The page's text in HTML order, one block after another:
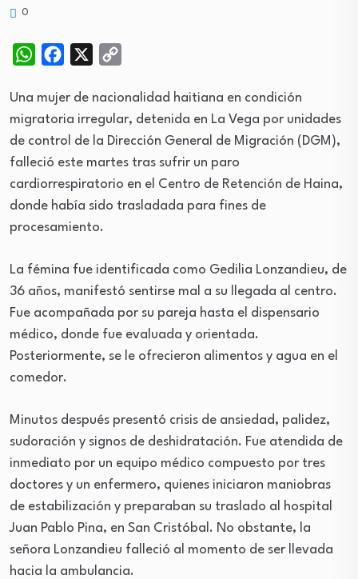
0
WhatsAppFacebook
Una mujer de nacionalidad haitiana en condición
migratoria irregular, detenida en La Vega por unidades
de control de la Dirección General de Migración (DGM),
falleció este martes tras sufrir un paro
cardiorrespiratorio en el Centro de Retención de Haina,
donde había sido trasladada para fines de
procesamiento.
La fémina fue identificada como Gedilia Lonzandieu, de
36 años, manifestó sentirse mal a su llegada al centro.
Fue acompañada por su pareja hasta el dispensario
médico, donde fue evaluada y orientada.
Posteriormente, se le ofrecieron alimentos y agua en el
comedor.
Minutos después presentó crisis de ansiedad, palidez,
sudoración y signos de deshidratación. Fue atendida de
inmediato por un equipo médico compuesto por tres
doctores y un enfermero, quienes iniciaron maniobras
de estabilización y preparaban su traslado al hospital
Juan Pablo Pina, en San Cristóbal. No obstante, la
señora Lonzandieu falleció al momento de ser llevada
hacia la ambulancia.